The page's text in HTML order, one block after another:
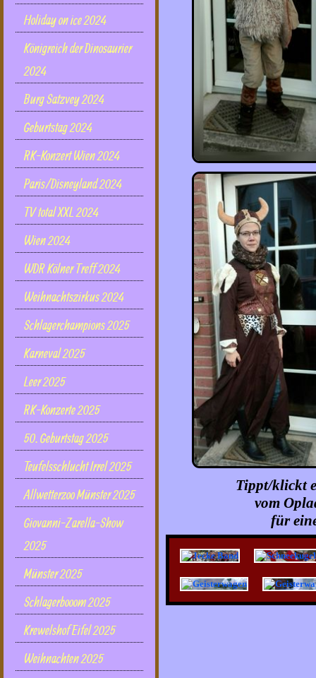
Holiday on ice 2024
Königreich der Dinosaurier
2024
Burg Satzvey 2024
Geburtstag 2024
RK-Konzert Wien 2024
Paris/Disneyland 2024
TV total XXL 2024
Wien 2024
WDR Kölner Treff 2024
Weihnachtszirkus 2024
Schlagerchampions 2025
Karneval 2025
Leer 2025
RK-Konzerte 2025
50. Geburtstag 2025
Teufelsschlucht Irrel 2025
Allwetterzoo Münster 2025
Giovanni-Zarella-Show
2025
Münster 2025
Schlagerbooom 2025
Krewelshof Eifel 2025
Weihnachten 2025
Tippt/klickt
vom
für